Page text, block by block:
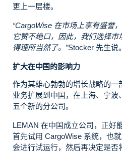
更上一层楼。
“CargoWise 在市场上享有盛誉
它赞不绝口，因此，我们选择
得理所当然了。”Stocker 先生说。
扩大在中国的影响力
作为其雄心勃勃的增长战略的一
业务扩展到中国，在上海、宁波
五个新的分公司。
LEMAN 在中国成立公司，正好
首先试用 CargoWise 系统，也
会进行试运行，然后再决定是否